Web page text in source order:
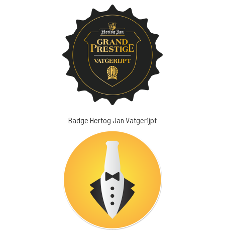
Badge Hertog Jan Vatgerijpt